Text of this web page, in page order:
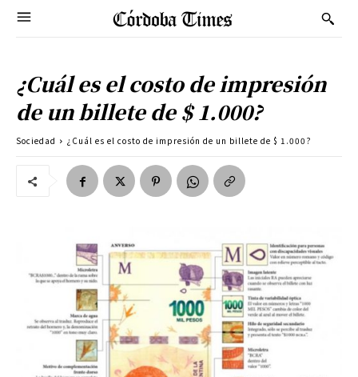
¿Cuál es el costo de impresión
de un billete de $ 1.000?
Sociedad ¿Cuál es el costo de impresión de un billete de $ 1.000?